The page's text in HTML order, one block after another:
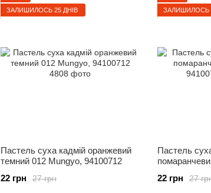
ЗАЛИШИЛОСЬ 25 ДНІВ
Пастель суха кадмій оранжевий
темний 012 Mungyo, 94100712
27 грн
22 грн
ЗАЛИШИЛОСЬ
Пастель
27
22 грн